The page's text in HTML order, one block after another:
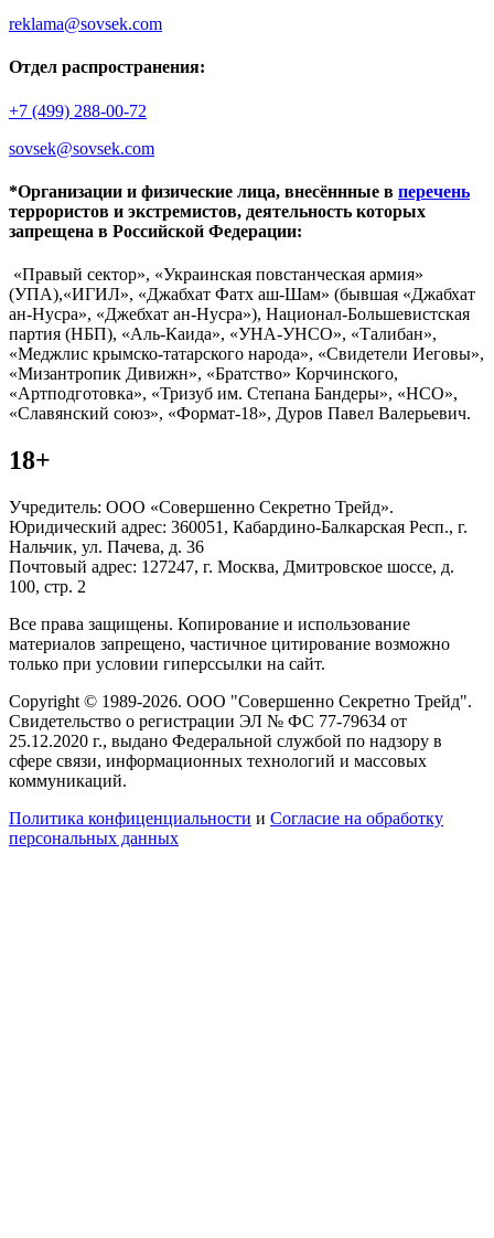
reklama@sovsek.com
Отдел распространения:
+7 (499) 288-00-72
sovsek@sovsek.com
*Организации и физические лица, внесённные в перечень
террористов и экстремистов, деятельность которых
запрещена в Российской Федерации:
«Правый сектор», «Украинская повстанческая армия»
(УПА),«ИГИЛ», «Джабхат Фатх аш-Шам» (бывшая «Джабхат
ан-Нусра», «Джебхат ан-Нусра»), Национал-Большевистская
партия (НБП), «Аль-Каида», «УНА-УНСО», «Талибан»,
«Меджлис крымско-татарского народа», «Свидетели Иеговы»,
«Мизантропик Дивижн», «Братство» Корчинского,
«Артподготовка», «Тризуб им. Степана Бандеры», «НСО»,
«Славянский союз», «Формат-18», Дуров Павел Валерьевич.
18+
Учредитель: ООО «Совершенно Секретно Трейд».
Юридический адрес: 360051, Кабардино-Балкарская Респ., г.
Нальчик, ул. Пачева, д. 36
Почтовый адрес: 127247, г. Москва, Дмитровское шоссе, д.
100, стр. 2
Все права защищены. Копирование и использование
материалов запрещено, частичное цитирование возможно
только при условии гиперссылки на сайт.
Copyright © 1989-2026. ООО "Совершенно Секретно Трейд".
Свидетельство о регистрации ЭЛ № ФС 77-79634 от
25.12.2020 г., выдано Федеральной службой по надзору в
сфере связи, информационных технологий и массовых
коммуникаций.
Политика конфиценциальности и Согласие на обработку
персональных данных